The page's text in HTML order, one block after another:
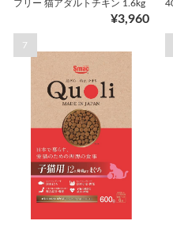
フリー 猫アダルトチキン 1.6kg
¥3,960
7